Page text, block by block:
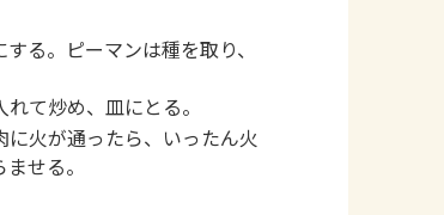
する。ピーマンは種を取り、
て炒め、皿にとる。
火が通ったら、いったん火
せる。